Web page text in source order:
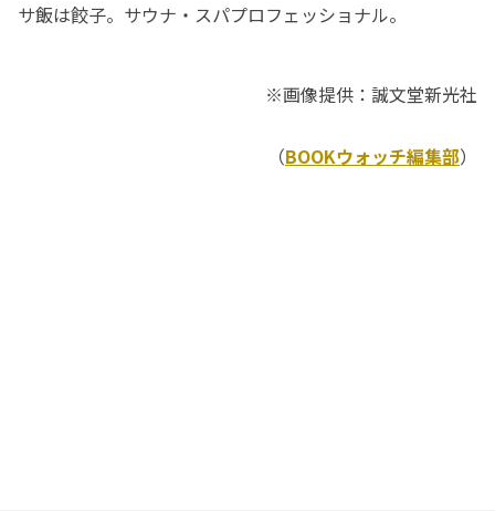
サ飯は餃子。サウナ・スパプロフェッショナル。
※画像提供：誠文堂新光社
（BOOKウォッチ編集部）